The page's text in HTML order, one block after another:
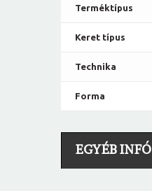
Terméktípus
Keret típus
Technika
Forma
EGYÉB INFÓ